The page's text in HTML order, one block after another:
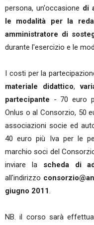
persona, un'occasione di
le modalità per la
amministratore di
durante l'esercizio e le
I costi per la
materiale didattico,
partecipante - 70 euro
Onlus o al Consorzio, 50
associazioni socie ed
40 euro più Iva per le
marchio soci del
inviare la scheda di
all'indirizzo
giugno 2011.
NB. il corso sarà